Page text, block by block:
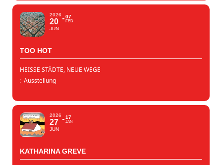
2026
20
JUN
07
FEB
TOO HOT
HEISSE STÄDTE, NEUE WEGE
: Ausstellung
2026
27
JUN
17
JAN
KATHARINA GREVE